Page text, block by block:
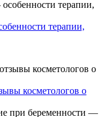
терапии,
косметологов о